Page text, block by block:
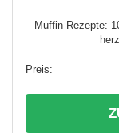
Muffin Rezepte: